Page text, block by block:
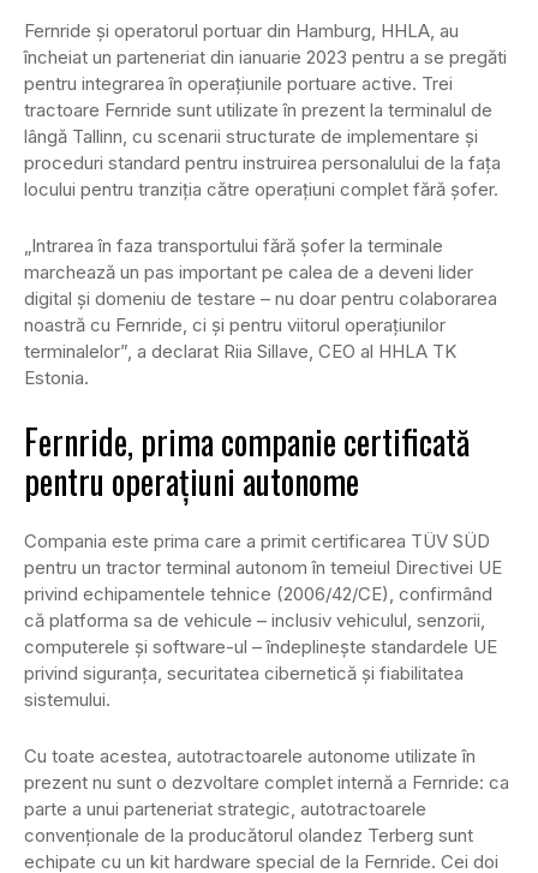
Fernride și operatorul portuar din Hamburg, HHLA, au
încheiat un parteneriat din ianuarie 2023 pentru a se pregăti
pentru integrarea în operațiunile portuare active. Trei
tractoare Fernride sunt utilizate în prezent la terminalul de
lângă Tallinn, cu scenarii structurate de implementare și
proceduri standard pentru instruirea personalului de la fața
locului pentru tranziția către operațiuni complet fără șofer.
„Intrarea în faza transportului fără șofer la terminale
marchează un pas important pe calea de a deveni lider
digital și domeniu de testare – nu doar pentru colaborarea
noastră cu Fernride, ci și pentru viitorul operațiunilor
terminalelor”, a declarat Riia Sillave, CEO al HHLA TK
Estonia.
Fernride, prima companie certificată
pentru operațiuni autonome
Compania este prima care a primit certificarea TÜV SÜD
pentru un tractor terminal autonom în temeiul Directivei UE
privind echipamentele tehnice (2006/42/CE), confirmând
că platforma sa de vehicule – inclusiv vehiculul, senzorii,
computerele și software-ul – îndeplinește standardele UE
privind siguranța, securitatea cibernetică și fiabilitatea
sistemului.
Cu toate acestea, autotractoarele autonome utilizate în
prezent nu sunt o dezvoltare complet internă a Fernride: ca
parte a unui parteneriat strategic, autotractoarele
convenționale de la producătorul olandez Terberg sunt
echipate cu un kit hardware special de la Fernride. Cei doi